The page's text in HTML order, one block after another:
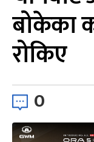
बोकेका
रोकिए
0